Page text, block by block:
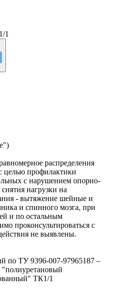
1
распределения
целью профилактики
с нарушением опорно-
нагрузки на
- вытяжение шейные и
и спинного мозга, при
и по остальным
проконсультироваться с
не выявлены.
по ТУ 9396-007-97965187 –
"полиуретановый
ТК1/1